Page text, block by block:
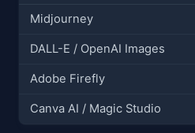
Midjourney
DALL-E / OpenAI Images
Adobe Firefly
Canva AI / Magic Studio